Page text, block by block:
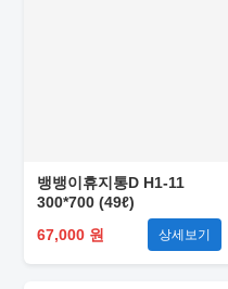
뱅뱅이휴지통D H1-11
300*700 (49ℓ)
67,000 원
상세보기